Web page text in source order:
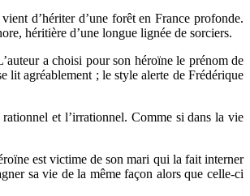
d’hériter d’une forêt en France profonde.
héritière d’une longue lignée de sorciers.
a choisi pour son héroïne le prénom de
lit agréablement ; le style alerte de Frédérique
et l’irrationnel. Comme si dans la vie
est victime de son mari qui la fait interner
sa vie de la même façon alors que celle-ci